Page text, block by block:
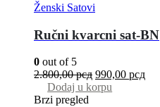
Ženski Satovi
Ručni kvarcni sat-BN
0 out of 5
2.800,00рсд 990,00 рсд
Dodaj u korpu
Brzi pregled